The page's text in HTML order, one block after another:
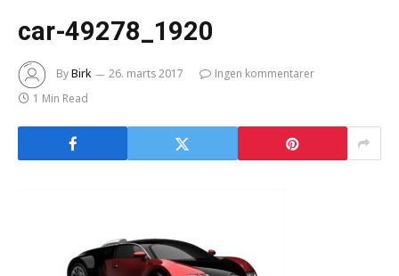
car-49278_1920
ByBirk 26. marts 2017
Ingen kommentarer
1 Min Read